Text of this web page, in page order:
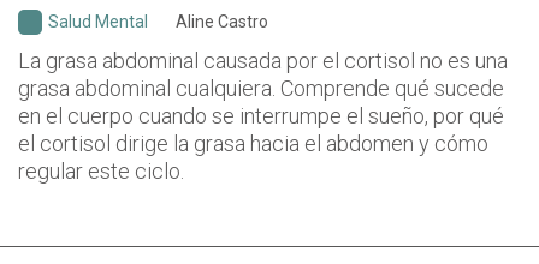
Salud Mental Aline Castro
La grasa abdominal causada por el cortisol no es una
grasa abdominal cualquiera. Comprende qué sucede
en el cuerpo cuando se interrumpe el sueño, por qué
el cortisol dirige la grasa hacia el abdomen y cómo
regular este ciclo.